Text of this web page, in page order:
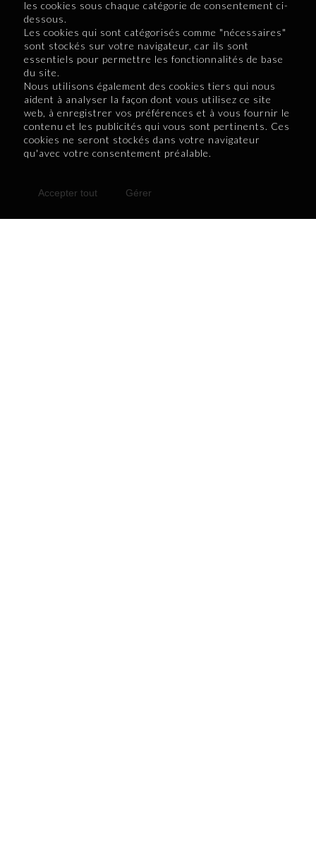
les cookies sous chaque catégorie de consentement ci-
dessous.
Les cookies qui sont catégorisés comme "nécessaires"
sont stockés sur votre navigateur, car ils sont
essentiels pour permettre les fonctionnalités de base
du site.
Nous utilisons également des cookies tiers qui nous
aident à analyser la façon dont vous utilisez ce site
web, à enregistrer vos préférences et à vous fournir le
contenu et les publicités qui vous sont pertinents. Ces
cookies ne seront stockés dans votre navigateur
qu'avec votre consentement préalable.
Accepter tout Gérer
Retourner au numéro 14